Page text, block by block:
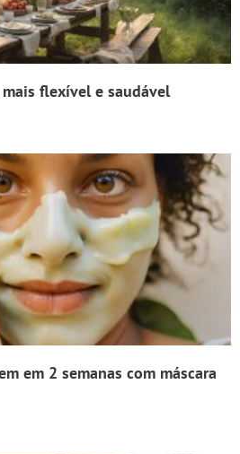
flexível e saudável
em 2 semanas com máscara